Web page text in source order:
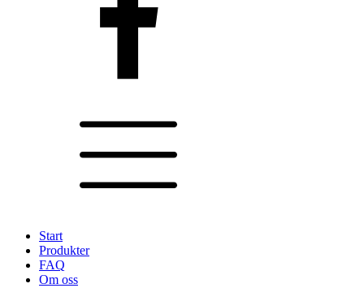
Start
Produkter
FAQ
Om oss